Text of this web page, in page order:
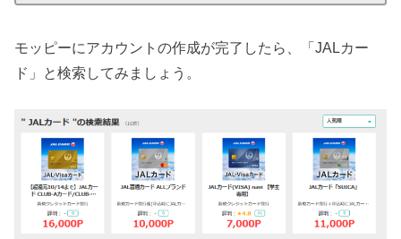
モッピーにアカウントの作成が完了したら、「JALカー
ド」と検索してみましょう。